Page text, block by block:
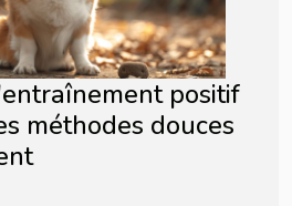
positif
méthodes douces